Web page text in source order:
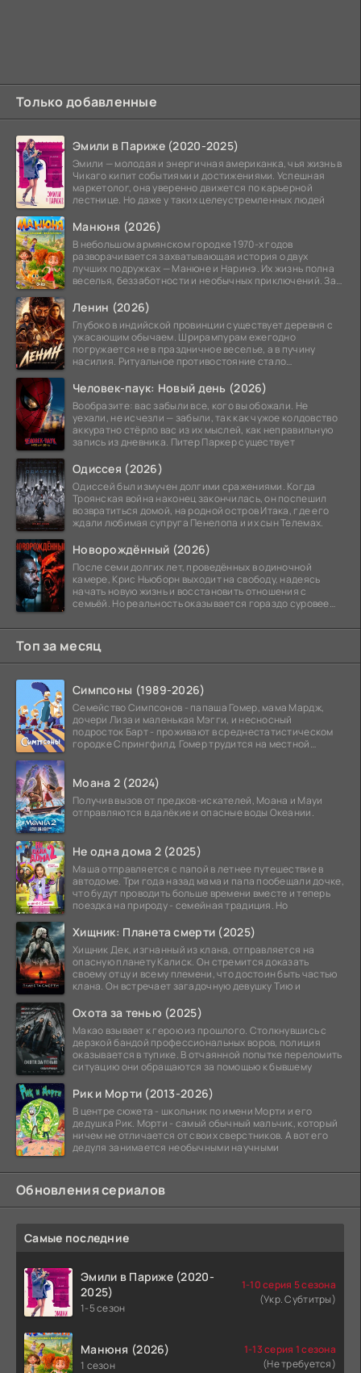
Только добавленные
Эмили в Париже (2020-2025)
Эмили — молодая и энергичная американка, чья жизнь в
Чикаго кипит событиями и достижениями. Успешная
маркетолог, она уверенно движется по карьерной
лестнице. Но даже у таких целеустремленных людей
Манюня (2026)
В небольшом армянском городке 1970-х годов
разворачивается захватывающая история о двух
лучших подружках — Манюне и Наринэ. Их жизнь полна
веселья, беззаботности и необычных приключений. За
Ленин (2026)
Глубоко в индийской провинции существует деревня с
ужасающим обычаем. Шрирампурам ежегодно
погружается не в праздничное веселье, а в пучину
насилия. Ритуальное противостояние стало
Человек-паук: Новый день (2026)
Вообразите: вас забыли все, кого вы обожали. Не
уехали, не исчезли — забыли, так как чужое колдовство
аккуратно стёрло вас из их мыслей, как неправильную
запись из дневника. Питер Паркер существует
Одиссея (2026)
Одиссей был измучен долгими сражениями. Когда
Троянская война наконец закончилась, он поспешил
возвратиться домой, на родной остров Итака, где его
ждали любимая супруга Пенелопа и их сын Телемах.
Новорождённый (2026)
После семи долгих лет, проведённых в одиночной
камере, Крис Ньюборн выходит на свободу, надеясь
начать новую жизнь и восстановить отношения с
семьёй. Но реальность оказывается гораздо суровее
Топ за месяц
Симпсоны (1989-2026)
Семейство Симпсонов - папаша Гомер, мама Мардж,
дочери Лиза и маленькая Мэгги, и несносный
подросток Барт - проживают в среднестатистическом
городке Спрингфилд. Гомер трудится на местной
Моана 2 (2024)
Получив вызов от предков-искателей, Моана и Мауи
отправляются в далёкие и опасные воды Океании.
Не одна дома 2 (2025)
Маша отправляется с папой в летнее путешествие в
автодоме. Три года назад мама и папа пообещали дочке,
что будут проводить больше времени вместе и теперь
поездка на природу - семейная традиция. Но
Хищник: Планета смерти (2025)
Хищник Дек, изгнанный из клана, отправляется на
опасную планету Калиск. Он стремится доказать
своему отцу и всему племени, что достоин быть частью
клана. Он встречает загадочную девушку Тию и
Охота за тенью (2025)
Макао взывает к герою из прошлого. Столкнувшись с
дерзкой бандой профессиональных воров, полиция
оказывается в тупике. В отчаянной попытке переломить
ситуацию они обращаются за помощью к бывшему
Рик и Морти (2013-2026)
В центре сюжета - школьник по имени Морти и его
дедушка Рик. Морти - самый обычный мальчик, который
ничем не отличается от своих сверстников. А вот его
дедуля занимается необычными научными
Обновления сериалов
Самые последние
Эмили в Париже (2020-
2025)
1-5 сезон
1-10 серия 5 сезона
(Укр. Субтитры)
Манюня (2026)
1 сезон
1-13 серия 1 сезона
(Не требуется)